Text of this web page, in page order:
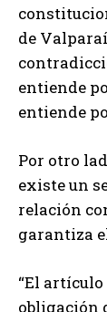
de
entiende
entiende
Por otro
existe un
relación
garantiza
“El artículo
obligación